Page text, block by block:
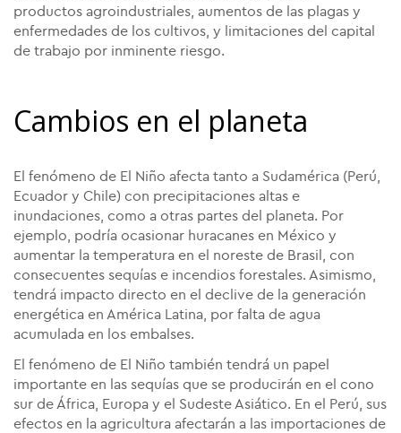
productos agroindustriales, aumentos de las plagas y
enfermedades de los cultivos, y limitaciones del capital
de trabajo por inminente riesgo.
Cambios en el planeta
El fenómeno de El Niño afecta tanto a Sudamérica (Perú,
Ecuador y Chile) con precipitaciones altas e
inundaciones, como a otras partes del planeta. Por
ejemplo, podría ocasionar huracanes en México y
aumentar la temperatura en el noreste de Brasil, con
consecuentes sequías e incendios forestales. Asimismo,
tendrá impacto directo en el declive de la generación
energética en América Latina, por falta de agua
acumulada en los embalses.
El fenómeno de El Niño también tendrá un papel
importante en las sequías que se producirán en el cono
sur de África, Europa y el Sudeste Asiático. En el Perú, sus
efectos en la agricultura afectarán a las importaciones de